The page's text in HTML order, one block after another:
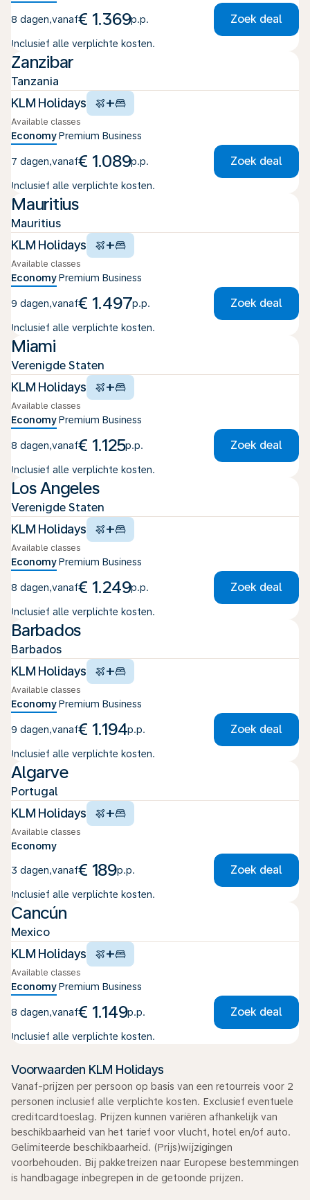
8 dagen,vanaf€ 1.369p.p. Zoek deal
Inclusief alle verplichte kosten.
Zanzibar
Tanzania
KLM Holidays +
Available classes
EconomyPremium Business
7 dagen,vanaf€ 1.089p.p. Zoek deal
Inclusief alle verplichte kosten.
Mauritius
Mauritius
KLM Holidays +
Available classes
EconomyPremium Business
9 dagen,vanaf€ 1.497p.p. Zoek deal
Inclusief alle verplichte kosten.
Miami
Verenigde Staten
KLM Holidays +
Available classes
EconomyPremium Business
8 dagen,vanaf€ 1.125p.p. Zoek deal
Inclusief alle verplichte kosten.
Los Angeles
Verenigde Staten
KLM Holidays +
Available classes
EconomyPremium Business
8 dagen,vanaf€ 1.249p.p. Zoek deal
Inclusief alle verplichte kosten.
Barbados
Barbados
KLM Holidays +
Available classes
EconomyPremium Business
9 dagen,vanaf€ 1.194p.p. Zoek deal
Inclusief alle verplichte kosten.
Algarve
Portugal
KLM Holidays +
Available classes
Economy
3 dagen,vanaf€ 189p.p. Zoek deal
Inclusief alle verplichte kosten.
Cancún
Mexico
KLM Holidays +
Available classes
EconomyPremium Business
8 dagen,vanaf€ 1.149p.p. Zoek deal
Inclusief alle verplichte kosten.
Voorwaarden KLM Holidays
Vanaf-prijzen per persoon op basis van een retourreis voor 2
personen inclusief alle verplichte kosten. Exclusief eventuele
creditcardtoeslag. Prijzen kunnen variëren afhankelijk van
beschikbaarheid van het tarief voor vlucht, hotel en/of auto.
Gelimiteerde beschikbaarheid. (Prijs)wijzigingen
voorbehouden. Bij pakketreizen naar Europese bestemmingen
is handbagage inbegrepen in de getoonde prijzen.